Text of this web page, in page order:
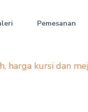
Pemesanan
, harga kursi dan